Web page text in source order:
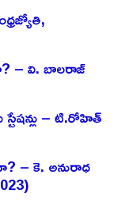
– వి. బాలరాజ్‌
– టి.రోహిత్
– కె. అనురాధ